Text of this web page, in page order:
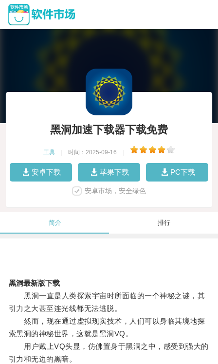
黑洞加速下载器下载免费
工具 时间：2025-09-16
安卓下载 苹果下载 PC下载
安卓市场，安全绿色
简介 排行
黑洞最新版下载
黑洞一直是人类探索宇宙时所面临的一个神秘之谜，其
引力之大甚至连光线都无法逃脱。
然而，现在通过虚拟现实技术，人们可以身临其境地探
索黑洞的神秘世界，这就是黑洞VQ。
用户戴上VQ头显，仿佛置身于黑洞之中，感受到强大的
引力和无边的黑暗。